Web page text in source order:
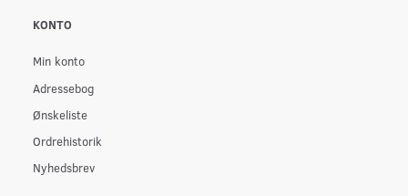
KONTO
Min konto
Adressebog
Ønskeliste
Ordrehistorik
Nyhedsbrev